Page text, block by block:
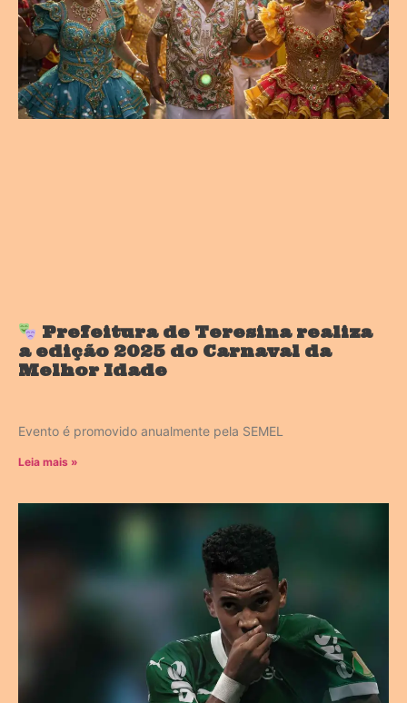
Prefeitura de Teresina realiza
a edição 2025 do Carnaval da
Melhor Idade
Evento é promovido anualmente pela SEMEL
Leia mais »